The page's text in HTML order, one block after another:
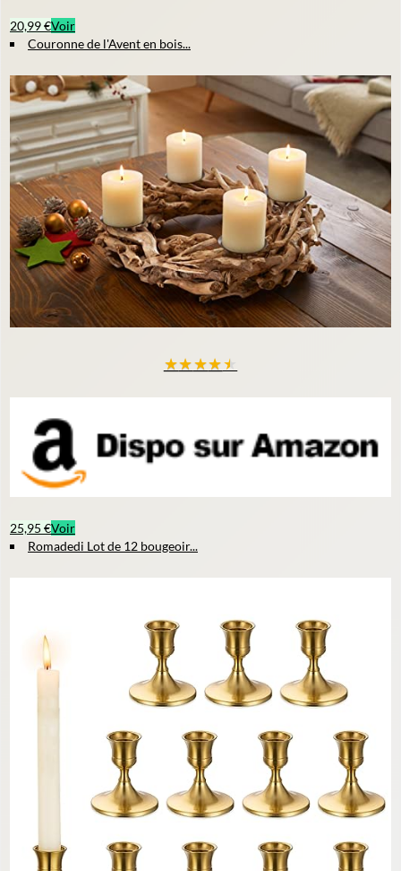
20,99 €Voir
Couronne de l'Avent en bois...
★★★★★
25,95 €Voir
Romadedi Lot de 12 bougeoir...